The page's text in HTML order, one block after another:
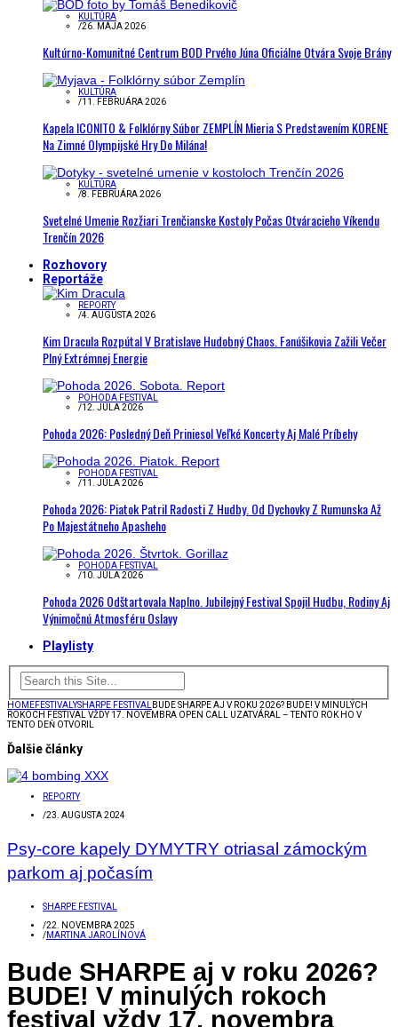
KULTÚRA
/26. MÁJA 2026
Kultúrno-Komunitné Centrum BOD Prvého Júna Oficiálne Otvára Svoje Brány
KULTÚRA
/11. FEBRUÁRA 2026
Kapela ICONITO & Folklórny Súbor ZEMPLÍN Mieria S Predstavením KORENE
Na Zimné Olympijské Hry Do Milána!
KULTÚRA
/8. FEBRUÁRA 2026
Svetelné Umenie Rozžiari Trenčianske Kostoly Počas Otváracieho Víkendu
Trenčín 2026
Rozhovory
Reportáže
REPORTY
/4. AUGUSTA 2026
Kim Dracula Rozpútal V Bratislave Hudobný Chaos. Fanúšikovia Zažili Večer
Plný Extrémnej Energie
POHODA FESTIVAL
/12. JÚLA 2026
Pohoda 2026: Posledný Deň Priniesol Veľké Koncerty Aj Malé Príbehy
POHODA FESTIVAL
/11. JÚLA 2026
Pohoda 2026: Piatok Patril Radosti Z Hudby. Od Dychovky Z Rumunska Až
Po Majestátneho Apasheho
POHODA FESTIVAL
/10. JÚLA 2026
Pohoda 2026 Odštartovala Naplno. Jubilejný Festival Spojil Hudbu, Rodiny Aj
Výnimočnú Atmosféru Oslavy
Playlisty
HOMEFESTIVALYSHARPE FESTIVAL
BUDE SHARPE AJ V ROKU 2026? BUDE! V MINULÝCH
ROKOCH FESTIVAL VŽDY 17. NOVEMBRA OPEN CALL UZATVÁRAL – TENTO ROK HO V
TENTO DEŇ OTVORIL
Ďalšie články
REPORTY
/23. AUGUSTA 2024
Psy-core kapely DYMYTRY otriasal zámockým
parkom aj počasím
SHARPE FESTIVAL
/22. NOVEMBRA 2025
/MARTINA JAROLÍNOVÁ
Bude SHARPE aj v roku 2026?
BUDE! V minulých rokoch
festival vždy 17. novembra